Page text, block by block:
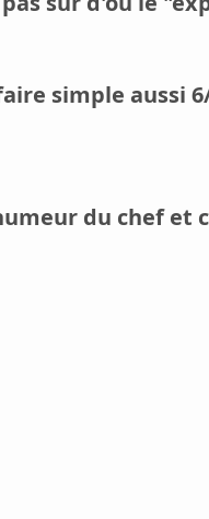
simple aussi
du chef et